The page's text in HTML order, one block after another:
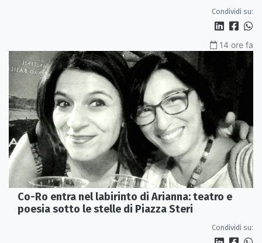
Condividi su:
14 ore fa
Co-Ro entra nel labirinto di Arianna: teatro e
poesia sotto le stelle di Piazza Steri
Condividi su: